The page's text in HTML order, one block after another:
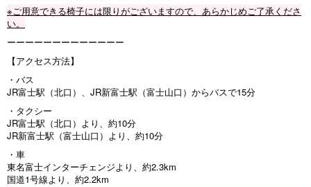
※ご用意できる椅子には限りがございますので、あらかじめご了承くださ
い。
ーーーーーーーーーーーーー
【アクセス方法】
・バス
JR富士駅（北口）、JR新富士駅（富士山口）からバスで15分
・タクシー
JR富士駅（北口）より、約10分
JR新富士駅（富士山口）より、約10分
・車
東名富士インターチェンジより、約2.3km
国道1号線より、約2.2km